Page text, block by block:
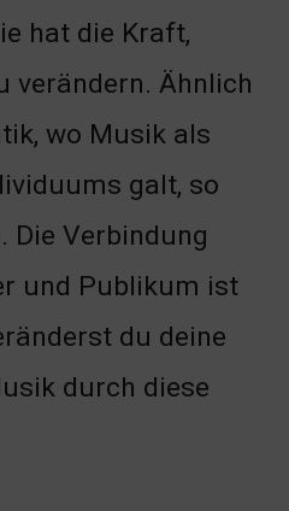
hat die Kraft,
verändern. Ähnlich
wo Musik als
galt, so
Die Verbindung
und Publikum ist
du deine
durch diese